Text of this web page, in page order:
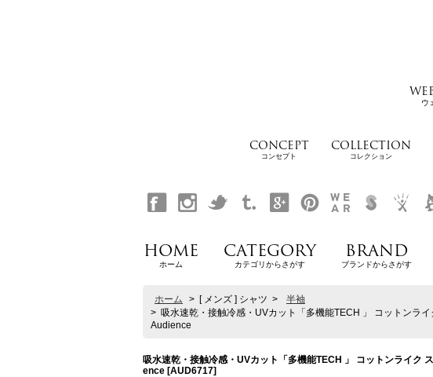
ウ
CONCEPT
コンセプト
COLLECTION
コレクション
HOME
ホーム
CATEGORY
カテゴリからさがす
BRAND
ブランドからさがす
ホーム > [ メンズ ] シャツ >
半袖
> 吸水速乾・接触冷感・UVカット「多機能TECH 」 コットンラ
Audience
吸水速乾・接触冷感・UVカット「多機能TECH 」 コットンライク
ence [AUD6717]